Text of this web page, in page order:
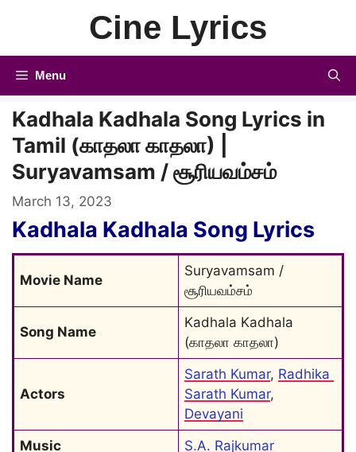
Cine Lyrics
Menu
Kadhala Kadhala Song Lyrics in
Tamil (காதலா காதலா) |
Suryavamsam / சூரியவம்சம்
March 13, 2023
Kadhala Kadhala Song Lyrics
Movie Name
Suryavamsam /
சூரியவம்சம்
Song Name
Kadhala Kadhala
(காதலா காதலா)
Actors
Sarath Kumar, Radhika
Sarath Kumar
Devayani
Music
S.A. Rajkumar